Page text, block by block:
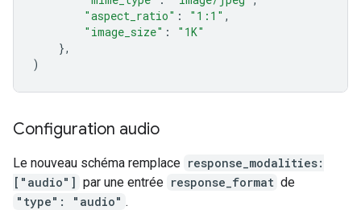
"aspect_ratio" : "1:1" ,
"image_size" :
"1K"
},
)
Configuration audio
Le nouveau schéma remplace response_modalities:
["audio"] par une entrée response_format de
"type": "audio" .